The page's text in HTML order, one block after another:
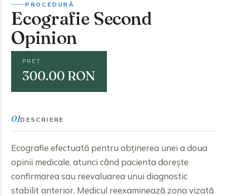
PROCEDURĂ
Ecografie Second
Opinion
PREȚ
300.00 RON
01DESCRIERE
Ecografie efectuată pentru obținerea unei a doua
opinii medicale, atunci când pacienta dorește
confirmarea sau reevaluarea unui diagnostic
stabilit anterior. Medicul reexaminează zona vizată